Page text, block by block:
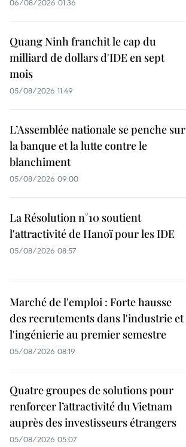
06/08/2026 01:36
Quang Ninh franchit le cap du
milliard de dollars d'IDE en sept
mois
05/08/2026 11:49
L’Assemblée nationale se penche sur
la banque et la lutte contre le
blanchiment
05/08/2026 09:00
La Résolution n°10 soutient
l'attractivité de Hanoï pour les IDE
05/08/2026 08:57
Marché de l'emploi : Forte hausse
des recrutements dans l'industrie et
l'ingénierie au premier semestre
05/08/2026 08:19
Quatre groupes de solutions pour
renforcer l’attractivité du Vietnam
auprès des investisseurs étrangers
05/08/2026 05:07